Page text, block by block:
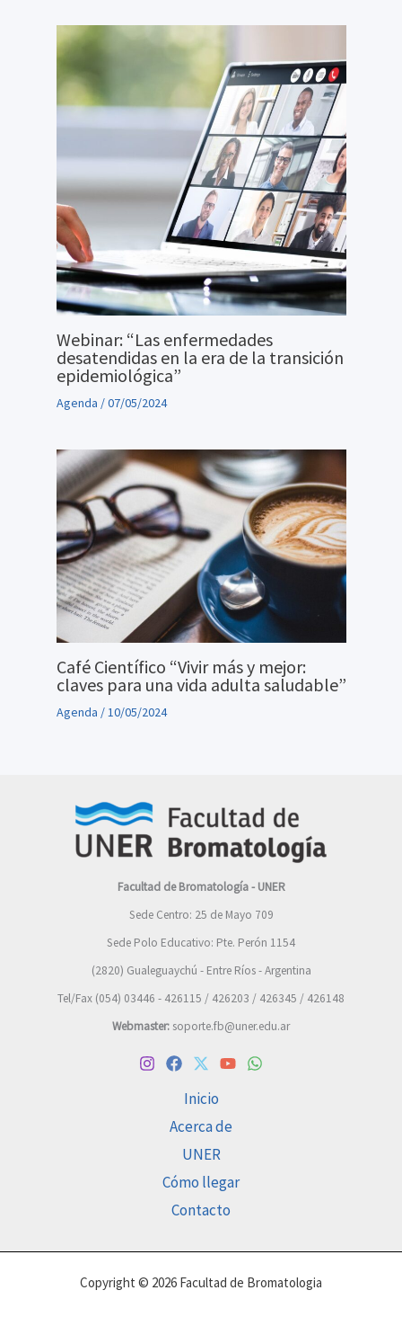
Webinar: “Las enfermedades
desatendidas en la era de la transición
epidemiológica”
Agenda /07/05/2024
Café Científico “Vivir más y mejor:
claves para una vida adulta saludable”
Agenda /10/05/2024
Facultad de Bromatología - UNER
Sede Centro: 25 de Mayo 709
Sede Polo Educativo: Pte. Perón 1154
(2820) Gualeguaychú - Entre Ríos - Argentina
Tel/Fax (054) 03446 - 426115 / 426203 / 426345 / 426148
Webmaster: soporte.fb@uner.edu.ar
Inicio
Acerca de
UNER
Cómo llegar
Contacto
Copyright © 2026 Facultad de Bromatologia